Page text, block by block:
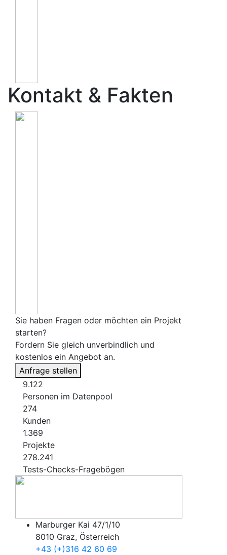
Kontakt & Fakten
Sie haben Fragen oder möchten ein Projekt
starten?
Fordern Sie gleich unverbindlich und
kostenlos ein Angebot an.
Anfrage stellen
9.122
Personen im Datenpool
274
Kunden
1.369
Projekte
278.241
Tests-Checks-Fragebögen
Marburger Kai 47/1/10
8010 Graz, Österreich
+43 (+)316 42 60 69